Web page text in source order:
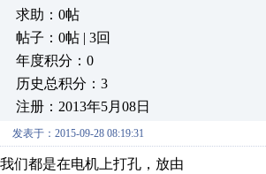
求助：0帖
帖子：0帖 | 3回
年度积分：0
历史总积分：3
注册：2013年5月08日
发表于：2015-09-28 08:19:31
我们都是在电机上打孔，放由